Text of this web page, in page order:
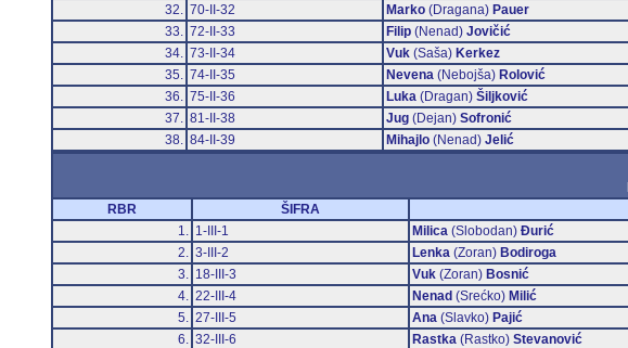
32. 70-II-32 Marko(Dragana) Pauer
33. 72-II-33 Filip(Nenad) Jovičić
34. 73-II-34 Vuk(Saša) Kerkez
35. 74-II-35 Nevena(Nebojša) Rolović
36. 75-II-36 Luka(Dragan) Šiljković
37. 81-II-38 Jug(Dejan) Sofronić
38. 84-II-39 Mihajlo(Nenad) Jelić
RBR
ŠIFRA
1. 1-III-1 Milica(Slobodan) Đurić
2. 3-III-2 Lenka(Zoran) Bodiroga
3. 18-III-3 Vuk(Zoran) Bosnić
4. 22-III-4 Nenad (Srećko) Milić
5. 27-III-5 Ana(Slavko) Pajić
6. 32-III-6 Rastka(Rastko) Stevanović